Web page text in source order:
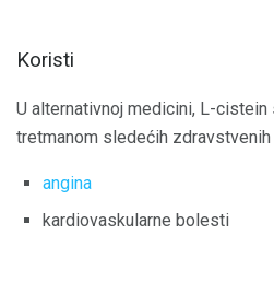
Koristi
U alternativnoj medicini, L-
tretmanom sledećih zdravstvenih
angina
kardiovaskularne bolesti